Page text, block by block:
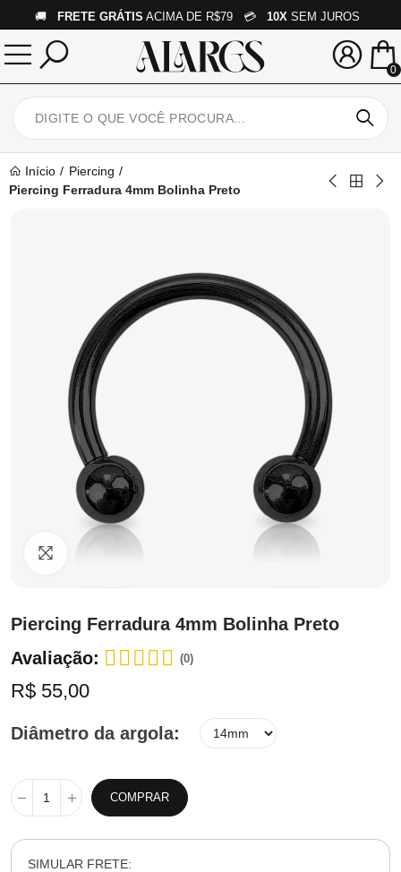
🚚 FRETE GRÁTIS ACIMA DE R$79 💳 10X SEM JUROS
0
Início
Piercing
Piercing Ferradura 4mm Bolinha Preto
Clique para ampliar
Piercing Ferradura 4mm Bolinha Preto
Avaliação:
(0)
R$ 55,00
Diâmetro da argola
COMPRAR
SIMULAR FRETE: